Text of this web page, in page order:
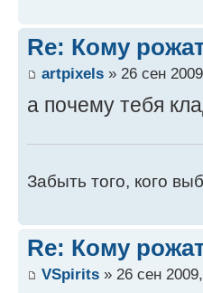
Re: Кому
artpixels » 26 сен
а почему тебя
Забыть того, кого
Re: Кому
VSpirits » 26 сен